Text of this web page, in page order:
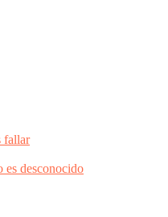
fallar
es desconocido